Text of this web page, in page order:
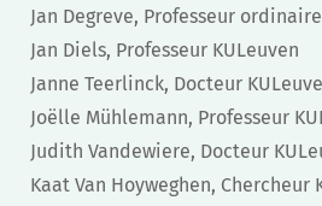
Jan Degreve, Professeur
Jan Diels, Professeur KULeuven
Janne Teerlinck, Docteur
Joëlle Mühlemann, Professeur
Judith Vandewiere, Docteur
Kaat Van Hoyweghen, Chercheur